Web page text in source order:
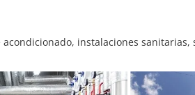
acondicionado, instalaciones